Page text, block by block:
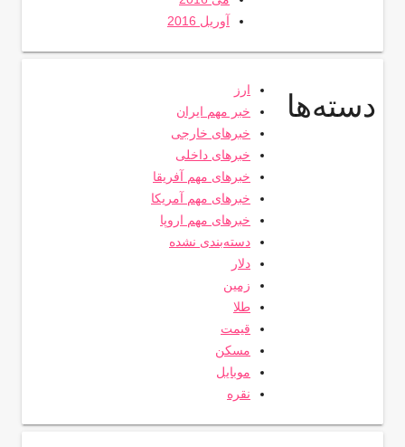
آوریل 2016
دسته‌ها
ارز
خبر مهم ایران
خبرهای خارجی
خبرهای داخلی
خبرهای مهم آفریقا
خبرهای مهم آمریکا
خبرهای مهم اروپا
دسته‌بندی نشده
دلار
زمین
طلا
قیمت
مسکن
موبایل
نقره